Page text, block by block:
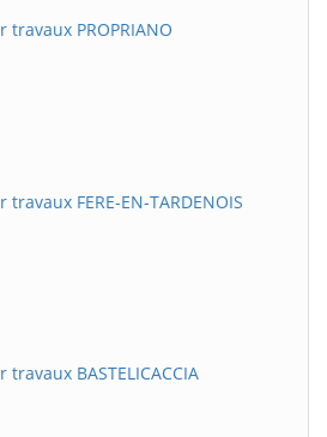
PROPRIANO
FERE-EN-TARDENOIS
BASTELICACCIA